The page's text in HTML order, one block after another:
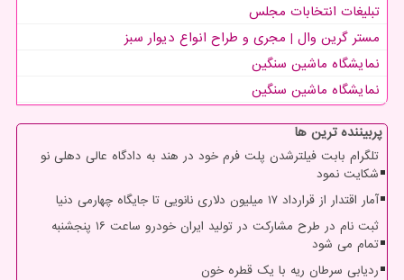
تبلیغات انتخابات مجلس
مستر گرین وال | مجری و طراح انواع دیوار سبز
نمایشگاه ماشین سنگین
نمایشگاه ماشین سنگین
پربیننده ترین ها
تلگرام بابت فیلترشدن پلت فرم خود در هند به دادگاه عالی دهلی نو
شکایت نمود
آمار اقتدار از قرارداد ۱۷ میلیون دلاری نانویی تا جایگاه چهارمی دنیا
ثبت نام در طرح مشارکت در تولید ایران خودرو ساعت ۱۶ پنجشنبه
تمام می شود
ردیابی سرطان ریه با یک قطره خون